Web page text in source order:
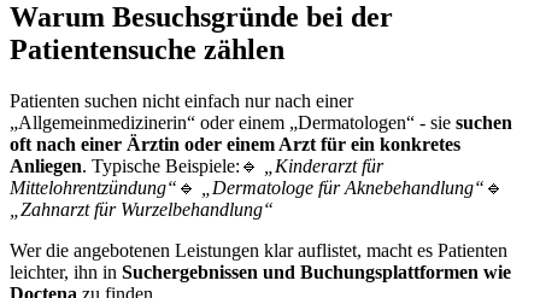
Warum Besuchsgründe bei der
Patientensuche zählen
Patienten suchen nicht einfach nur nach einer
„Allgemeinmedizinerin“ oder einem „Dermatologen“ - sie suchen
oft nach einer Ärztin oder einem Arzt für ein konkretes
Anliegen. Typische Beispiele:🔹
„Kinderarzt für
Mittelohrentzündung“ 🔹 „Dermatologe für Aknebehandlung“ 🔹
„Zahnarzt für Wurzelbehandlung“
Wer die angebotenen Leistungen klar auflistet, macht es Patienten
leichter, ihn in Suchergebnissen und Buchungsplattformen wie